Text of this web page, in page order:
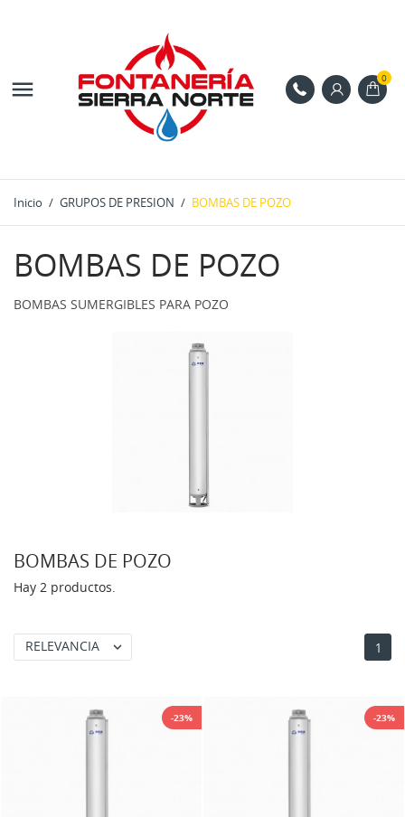
 0
Inicio GRUPOS DE PRESION BOMBAS DE POZO
BOMBAS DE POZO
BOMBAS SUMERGIBLES PARA POZO
BOMBAS DE POZO
Hay 2 productos.
RELEVANCIA  1
-23% -23%